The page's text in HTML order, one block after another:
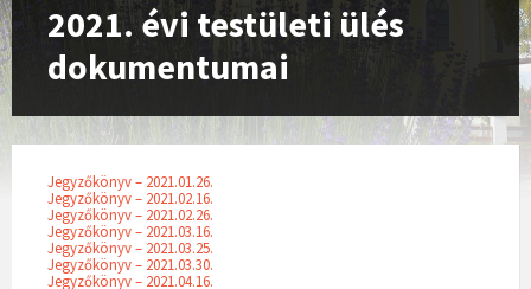
2021. évi testületi ülés
dokumentumai
Jegyzőkönyv – 2021.01.26.
Jegyzőkönyv – 2021.02.16.
Jegyzőkönyv – 2021.02.26.
Jegyzőkönyv – 2021.03.16.
Jegyzőkönyv – 2021.03.25.
Jegyzőkönyv – 2021.03.30.
Jegyzőkönyv – 2021.04.16.